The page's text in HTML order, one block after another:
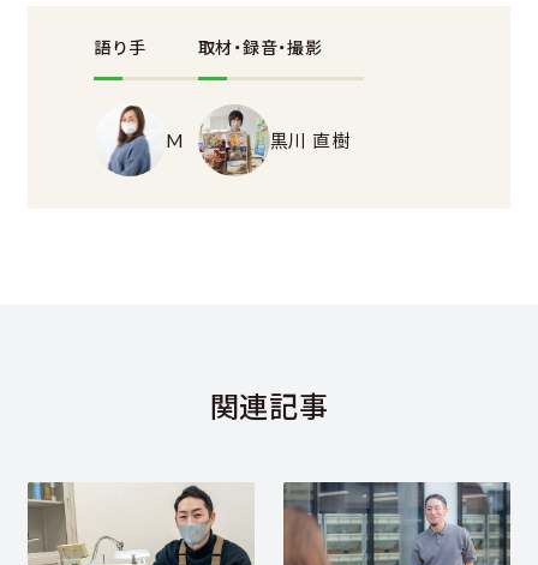
語り手
M
取材・録音・撮影
黒川 直樹
関連記事